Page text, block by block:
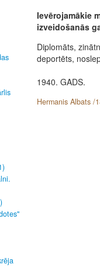
Ievērojamākie
izveidošanās
Diplomāts,
deportēts,
1940. GADS.
Hermanis Albats /